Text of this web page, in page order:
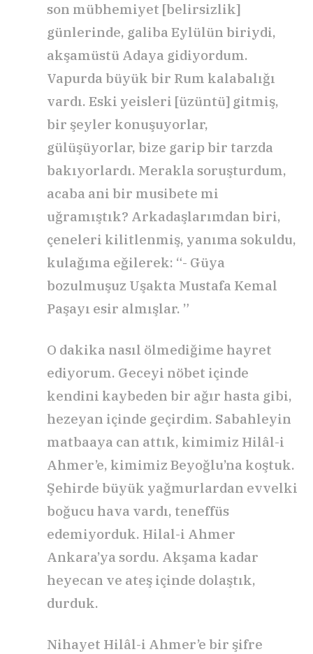
son mübhemiyet [belirsizlik]
günlerinde, galiba Eylülün biriydi,
akşamüstü Adaya gidiyordum.
Vapurda büyük bir Rum kalabalığı
vardı. Eski yeisleri [üzüntü] gitmiş,
bir şeyler konuşuyorlar,
gülüşüyorlar, bize garip bir tarzda
bakıyorlardı. Merakla soruşturdum,
acaba ani bir musibete mi
uğramıştık? Arkadaşlarımdan biri,
çeneleri kilitlenmiş, yanıma sokuldu,
kulağıma eğilerek: “- Güya
bozulmuşuz Uşakta Mustafa Kemal
Paşayı esir almışlar. ”
O dakika nasıl ölmediğime hayret
ediyorum. Geceyi nöbet içinde
kendini kaybeden bir ağır hasta gibi,
hezeyan içinde geçirdim. Sabahleyin
matbaaya can attık, kimimiz Hilâl-i
Ahmer’e, kimimiz Beyoğlu’na koştuk.
Şehirde büyük yağmurlardan evvelki
boğucu hava vardı, teneffüs
edemiyorduk. Hilal-i Ahmer
Ankara’ya sordu. Akşama kadar
heyecan ve ateş içinde dolaştık,
durduk.
Nihayet Hilâl-i Ahmer’e bir şifre